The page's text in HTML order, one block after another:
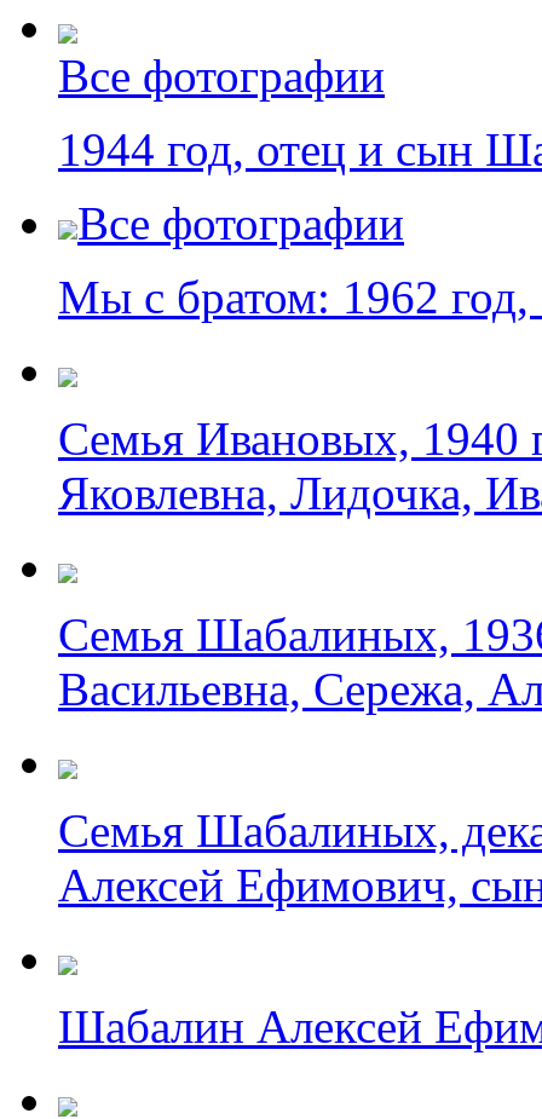
Все фотографии
1944 год, отец и сын
Все фотографии
Мы с братом: 1962
Семья Ивановых, 1940
Яковлевна, Лидочка,
Семья Шабалиных,
Васильевна, Сережа,
Семья Шабалиных,
Алексей Ефимович,
Шабалин Алексей